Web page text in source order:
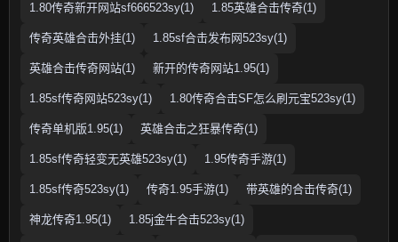
1.80传奇新开网站sf666523sy(1) 1.85英雄合击传奇(1)
传奇英雄合击外挂(1) 1.85sf合击发布网523sy(1)
英雄合击传奇网站(1) 新开的传奇网站1.95(1)
1.85sf传奇网站523sy(1) 1.80传奇合击SF怎么刷元宝523sy(1)
传奇单机版1.95(1) 英雄合击之狂暴传奇(1)
1.85sf传奇轻变无英雄523sy(1) 1.95传奇手游(1)
1.85sf传奇523sy(1) 传奇1.95手游(1) 带英雄的合击传奇(1)
神龙传奇1.95(1) 1.85j金牛合击523sy(1)